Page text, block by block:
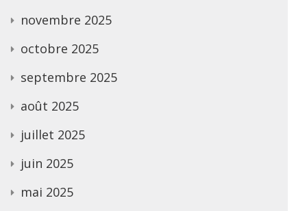
novembre 2025
octobre 2025
septembre 2025
août 2025
juillet 2025
juin 2025
mai 2025